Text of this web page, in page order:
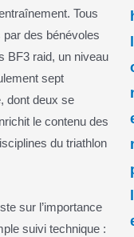
Tous
des bénévoles
BF3 raid, un niveau
sept
dont deux se
le contenu des
du triathlon
sur l’importance
suivi technique :
l
l